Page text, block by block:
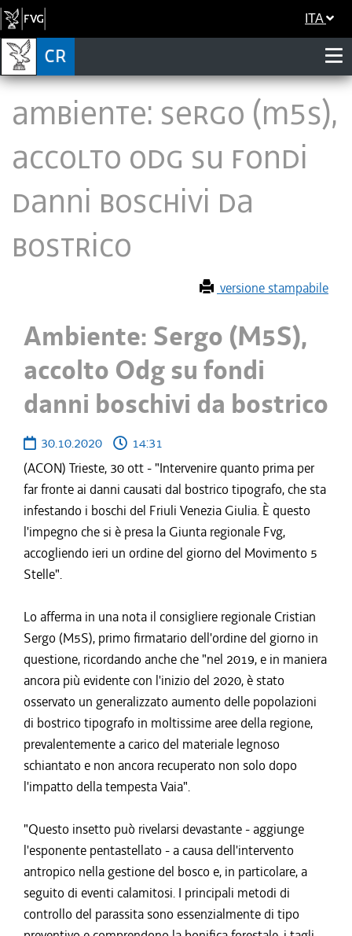
ITA
Ambiente: Sergo (M5S),
accolto Odg su fondi
danni boschivi da
bostrico
versione stampabile
Ambiente: Sergo (M5S),
accolto Odg su fondi
danni boschivi da bostrico
30.10.2020
14:31
(ACON) Trieste, 30 ott - "Intervenire quanto prima per
far fronte ai danni causati dal bostrico tipografo, che sta
infestando i boschi del Friuli Venezia Giulia. È questo
l'impegno che si è presa la Giunta regionale Fvg,
accogliendo ieri un ordine del giorno del Movimento 5
Stelle".
Lo afferma in una nota il consigliere regionale Cristian
Sergo (M5S), primo firmatario dell'ordine del giorno in
questione, ricordando anche che "nel 2019, e in maniera
ancora più evidente con l'inizio del 2020, è stato
osservato un generalizzato aumento delle popolazioni
di bostrico tipografo in moltissime aree della regione,
prevalentemente a carico del materiale legnoso
schiantato e non ancora recuperato non solo dopo
l'impatto della tempesta Vaia".
"Questo insetto può rivelarsi devastante - aggiunge
l'esponente pentastellato - a causa dell'intervento
antropico nella gestione del bosco e, in particolare, a
seguito di eventi calamitosi. I principali metodi di
controllo del parassita sono essenzialmente di tipo